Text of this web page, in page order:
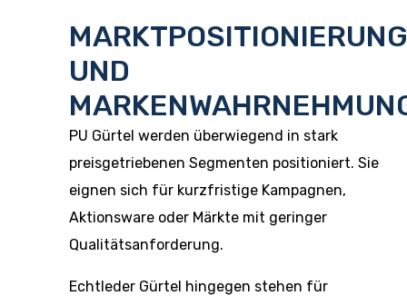
MARKTPOSITIONIERUNG
UND
PU Gürtel werden überwiegend in stark
preisgetriebenen Segmenten positioniert. Sie
eignen sich für kurzfristige Kampagnen,
Aktionsware oder Märkte mit geringer
Qualitätsanforderung.
Echtleder Gürtel hingegen stehen für